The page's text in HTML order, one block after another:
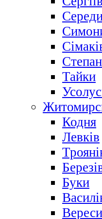
Тайки
Кодня
Левків
Буки
Вереси